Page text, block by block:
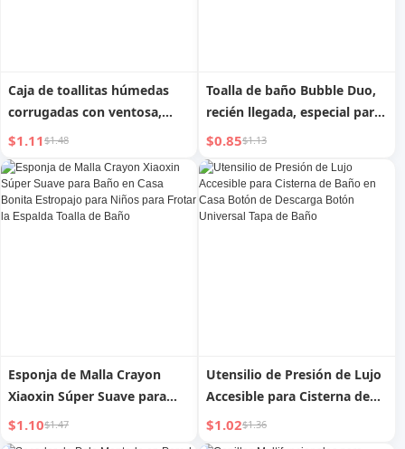
Caja de toallitas húmedas
corrugadas con ventosa,
montada en la pared, sin
perforaciones, estante de
almacenamiento de cocina,
baño, papel higiénico
húmedo, paño facial, caja de
$1.11$1.48
Toalla de baño Bubble Duo,
recién llegada, especial para
inodoro, espuma gruesa y
rica, gadget de baño,
espuma densa anti picazón
$0.85$1.13
Esponja de Malla Crayon
Xiaoxin Súper Suave para
Baño en Casa Bonita
Estropajo para Niños para
$1.10$1.47
Utensilio de Presión de Lujo
Accesible para Cisterna de
Baño en Casa Botón de
Descarga Botón Universal
$1.02$1.36